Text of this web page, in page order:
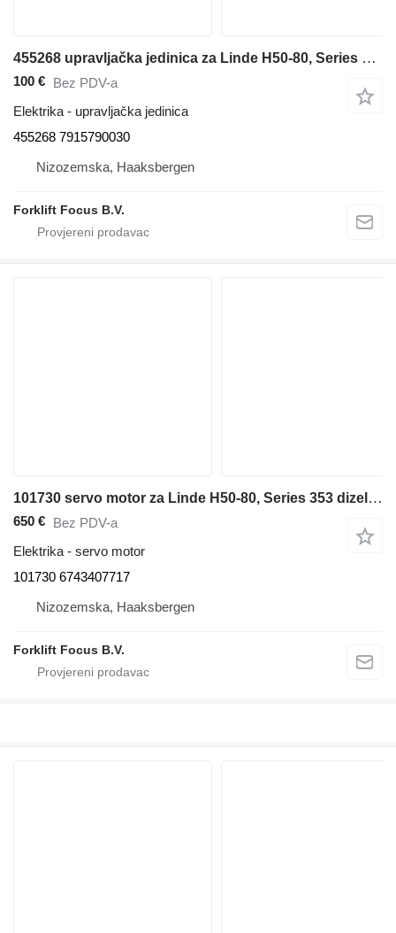
455268 upravljačka jedinica za Linde H50-80, Series 396-01 dizel viljuškari
100 € Bez PDV-a
Elektrika - upravljačka jedinica
455268 7915790030
Nizozemska, Haaksbergen
Forklift Focus B.V.
101730 servo motor za Linde H50-80, Series 353 dizel viljuškari
650 € Bez PDV-a
Elektrika - servo motor
101730 6743407717
Nizozemska, Haaksbergen
Forklift Focus B.V.